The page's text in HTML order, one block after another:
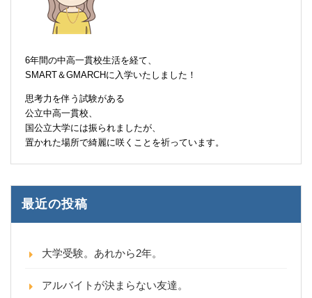
6年間の中高一貫校生活を経て、
SMART＆GMARCHに入学いたしました！
思考力を伴う試験がある
公立中高一貫校、
国公立大学には振られましたが、
置かれた場所で綺麗に咲くことを祈っています。
最近の投稿
大学受験。あれから2年。
アルバイトが決まらない友達。